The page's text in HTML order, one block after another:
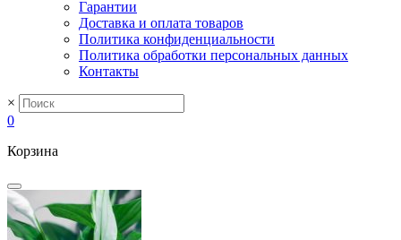
Гарантии
Доставка и оплата товаров
Политика конфиденциальности
Политика обработки персональных данных
Контакты
×
0
Корзина